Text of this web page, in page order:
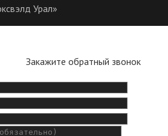
Урал»
Закажите обратный звонок